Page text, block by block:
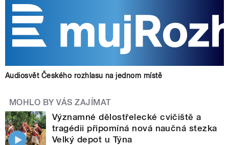
Audiosvět Českého rozhlasu na jednom místě
MOHLO BY VÁS ZAJÍMAT
Významné dělostřelecké cvičiště a
tragédii připomíná nová naučná stezka
Velký depot u Týna